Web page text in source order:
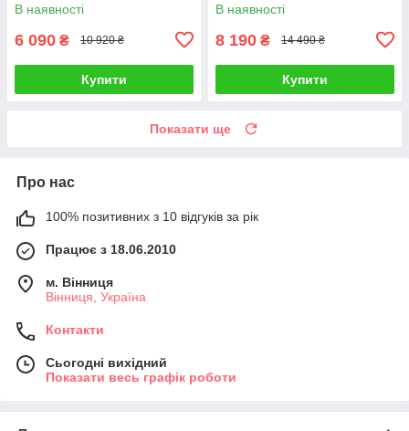
В наявності
6 090 ₴ 10 920 ₴
Купити
В наявності
8 190 ₴ 14 490 ₴
Купити
Показати ще
Про нас
100% позитивних з 10 відгуків за рік
Працює з 18.06.2010
м. Вінниця
Вінниця, Україна
Контакти
Сьогодні вихідний
Показати весь графік роботи